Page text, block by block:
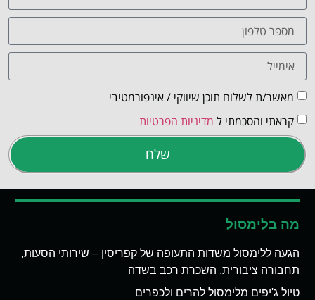
מאשר/ת לשלוח תוכן שיווקי / אינפורמטיבי
קראתי והסכמתי ל מדיניות הפרטיות
שלח
מה בלימסול
הגעה ללימסול משדות התעופה של קפריסין – שירותי הסעות,
תחבורה ציבורית, השכרת רכב בשדה
טיול ג'יפים מלימסול להרים ולכפרים